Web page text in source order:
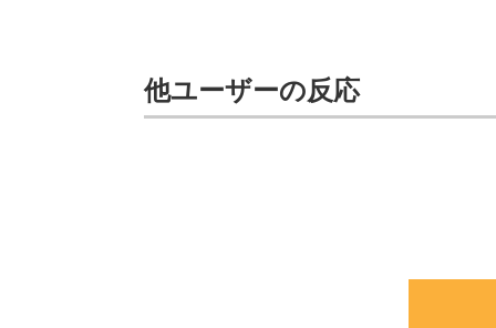
他ユーザーの反応